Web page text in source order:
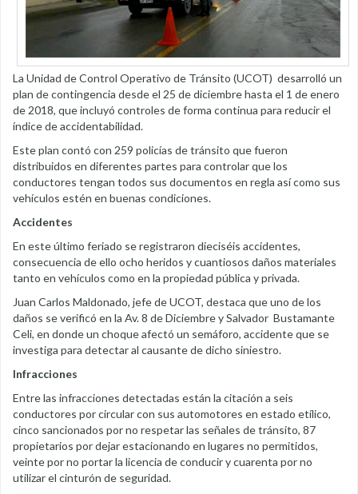
La Unidad de Control Operativo de Tránsito (UCOT) desarrolló un
plan de contingencia desde el 25 de diciembre hasta el 1 de enero
de 2018, que incluyó controles de forma continua para reducir el
índice de accidentabilidad.
Este plan contó con 259 policías de tránsito que fueron
distribuidos en diferentes partes para controlar que los
conductores tengan todos sus documentos en regla así como sus
vehículos estén en buenas condiciones.
Accidentes
En este último feriado se registraron dieciséis accidentes,
consecuencia de ello ocho heridos y cuantiosos daños materiales
tanto en vehículos como en la propiedad pública y privada.
Juan Carlos Maldonado, jefe de UCOT, destaca que uno de los
daños se verificó en la Av. 8 de Diciembre y Salvador Bustamante
Celi, en donde un choque afectó un semáforo, accidente que se
investiga para detectar al causante de dicho siniestro.
Infracciones
Entre las infracciones detectadas están la citación a seis
conductores por circular con sus automotores en estado etílico,
cinco sancionados por no respetar las señales de tránsito, 87
propietarios por dejar estacionando en lugares no permitidos,
veinte por no portar la licencia de conducir y cuarenta por no
utilizar el cinturón de seguridad.